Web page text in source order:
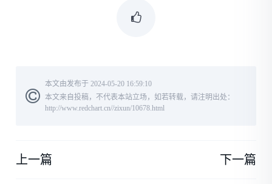
本文由发布于 2024-05-20 16:59:10
本文来自投稿，不代表本站立场，如若转载，请注明出处：
http://www.redchart.cn//zixun/10678.html
上一篇 下一篇